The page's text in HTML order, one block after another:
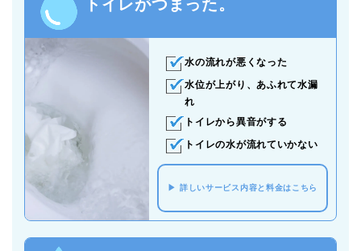
トイレがつまった。
水の流れが悪くなった
水位が上がり、あふれて水漏
れ
トイレから異音がする
トイレの水が流れていかない
詳しいサービス内容と料金はこちら